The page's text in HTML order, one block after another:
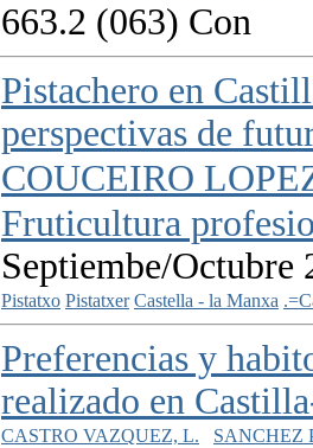
663.2 (063) Con
Pistachero en
perspectivas de
COUCEIRO
Fruticultura
Septiembe/
Pistatxo Pistatxer Castella - la Manxa
Preferencias y
realizado en
CASTRO VAZQUEZ, L.
SANCHEZ